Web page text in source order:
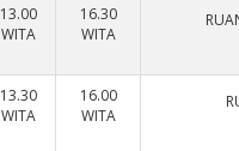
13.00
WITA
16.30
WITA
13.30
WITA
16.00
WITA